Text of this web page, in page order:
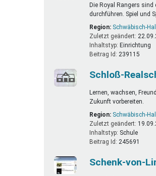
Die Royal Rangers
durchführen. Spiel und
Region: Schwäbisch-Hall
Zuletzt geändert:
Inhaltstyp:
einrichtung
Beitrag Id:239115
Schloß-
Lernen, wachsen,
Zukunft vorbereiten.
Region: Schwäbisch-Hall
Zuletzt geändert:
Inhaltstyp:
schule
Beitrag Id:245691
Schenk-von-